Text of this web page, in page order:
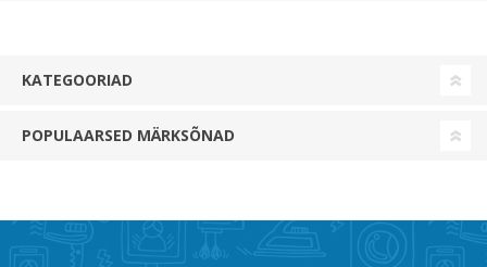
KATEGOORIAD
POPULAARSED MÄRKSÕNAD